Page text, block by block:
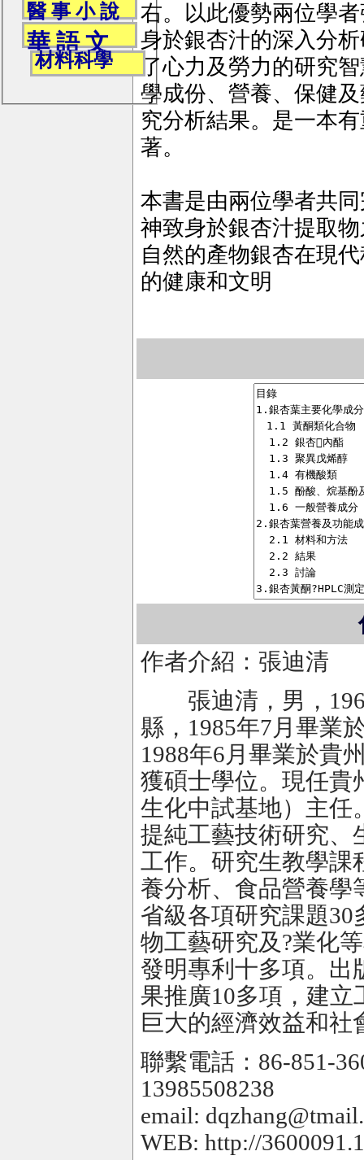
醫 事 小 說
華 語 文
材料科學
右。以此優勢兩位學
身於銀杏汁的深入分
了心力及勞力的研究
學成份、營養、保健
究分析結果。是一本
著。
本書是由兩位學者共
神致身於銀杏汁提取
自然的產物銀杏在現
的健康和文明
作者介紹：張迪清
張迪清，男，
縣，1985年7月畢業
1988年6月畢業於貴
獲碩士學位。現任貴
生化中試基地）主任
提純工藝技術研究、
工作。研究生教學課
養分析、食品營養學
省級各項研究課題
物工藝研究及?業化
發明專利十多項。出
果推廣10多項，建
巨大的經濟效益和社
聯繫電話：86-851-
13985508238
email:
WEB: http://